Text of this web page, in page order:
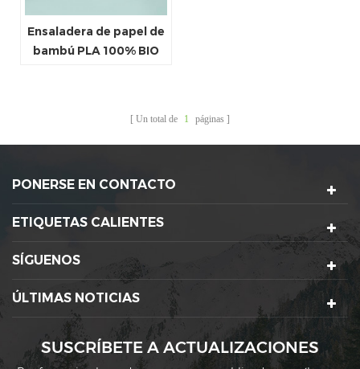
Ensaladera de papel de
bambú PLA 100% BIO
Un total de 1 páginas
PONERSE EN CONTACTO
ETIQUETAS CALIENTES
SÍGUENOS
ÚLTIMAS NOTICIAS
SUSCRÍBETE A ACTUALIZACIONES